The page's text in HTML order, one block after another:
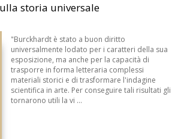
storia universale
"Burckhardt è stato a buon diritto
universalmente lodato per i caratteri della sua
esposizione, ma anche per la capacità di
trasporre in forma letteraria complessi
materiali storici e di trasformare l'indagine
scientifica in arte. Per conseguire tali risultati gli
tornarono utili la vi ...